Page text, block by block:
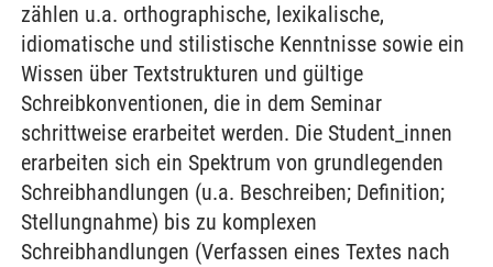
zählen u.a. orthographische, lexikalische,
idiomatische und stilistische Kenntnisse sowie ein
Wissen über Textstrukturen und gültige
Schreibkonventionen, die in dem Seminar
schrittweise erarbeitet werden. Die Student_innen
erarbeiten sich ein Spektrum von grundlegenden
Schreibhandlungen (u.a. Beschreiben; Definition;
Stellungnahme) bis zu komplexen
Schreibhandlungen (Verfassen eines Textes nach